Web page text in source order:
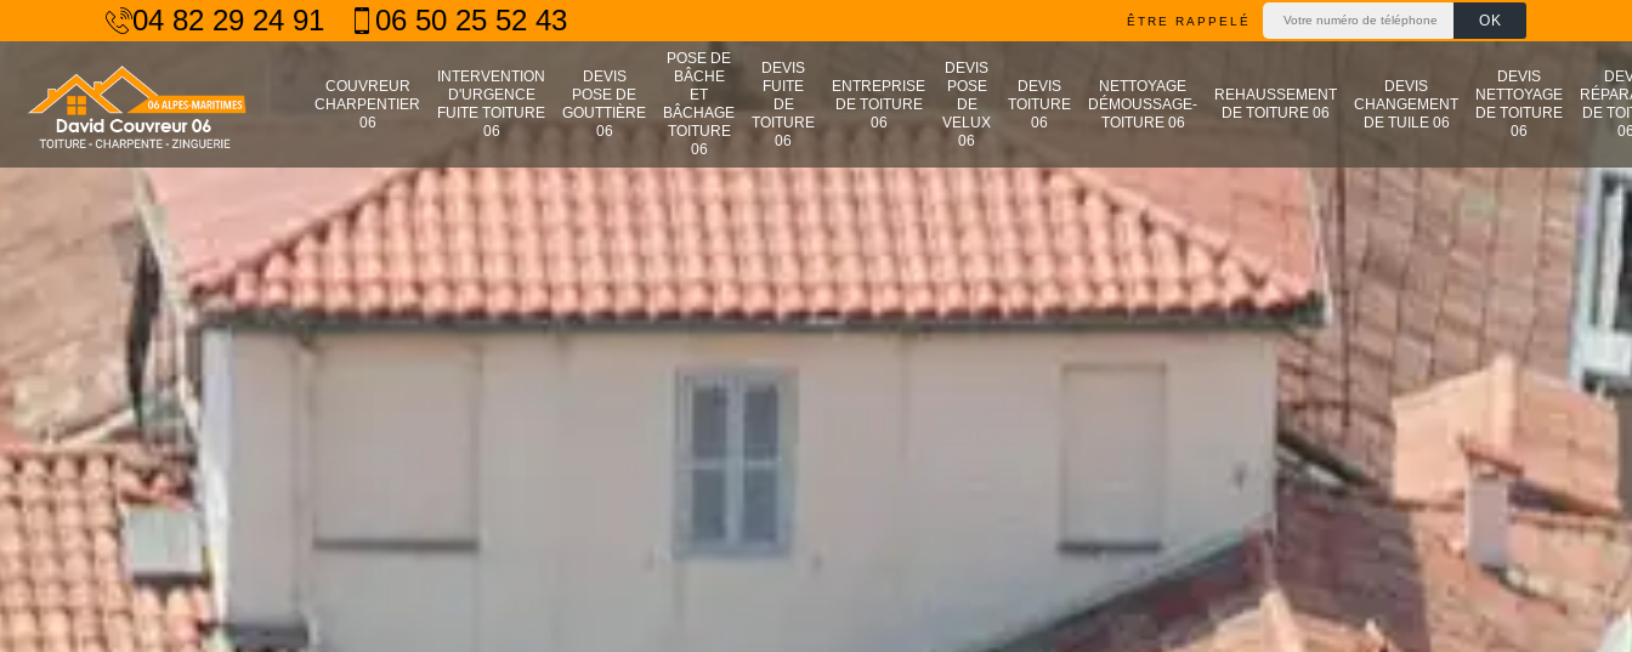
04 82 29 24 91 06 50 25 52 43 ÊTRE RAPPELÉ
COUVREUR
CHARPENTIER
06
INTERVENTION
D'URGENCE
FUITE TOITURE
06
DEVIS
POSE DE
GOUTTIÈRE
06
POSE DE
BÂCHE
ET
BÂCHAGE
TOITURE
06
DEVIS
FUITE
DE
TOITURE
06
ENTREPRISE
DE TOITURE
06
DEVIS
POSE
DE
VELUX
06
DEVIS
TOITURE
06
NETTOYAGE
DÉMOUSSAGE-
TOITURE 06
REHAUSSEMENT
DE TOITURE 06
DEVIS
CHANGEMENT
DE TUILE 06
DEVIS
NETTOYAGE
DE TOITURE
06
DE